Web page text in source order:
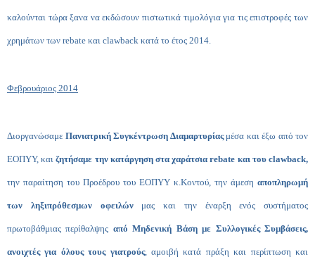
καλούνται τώρα ξανα να εκδώσουν πιστωτικά τιμολόγια για τις επιστροφές των
χρημάτων των rebate και clawback κατά το έτος 2014.
Φεβρουάριος 2014
Διοργανώσαμε Πανιατρική Συγκέντρωση Διαμαρτυρίαςμέσα και έξω από τον
ΕΟΠΥΥ, καιζητήσαμε την κατάργηση στα χαράτσια rebate και του clawback,
την παραίτηση του Προέδρου του ΕΟΠΥΥ κ.Κοντού, την άμεση αποπληρωμή
των ληξιπρόθεσμων οφειλώνμας και την έναρξη ενός συστήματος
πρωτοβάθμιας περίθαλψης από Μηδενική Βάση με Συλλογικές Συμβάσεις,
ανοιχτές για όλους τους γιατρούς, αμοιβή κατά πράξη και περίπτωση και